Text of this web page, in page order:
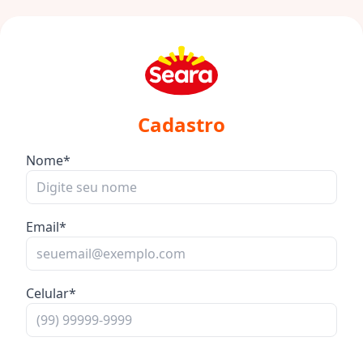
Cadastro
Nome*
Email*
Celular*